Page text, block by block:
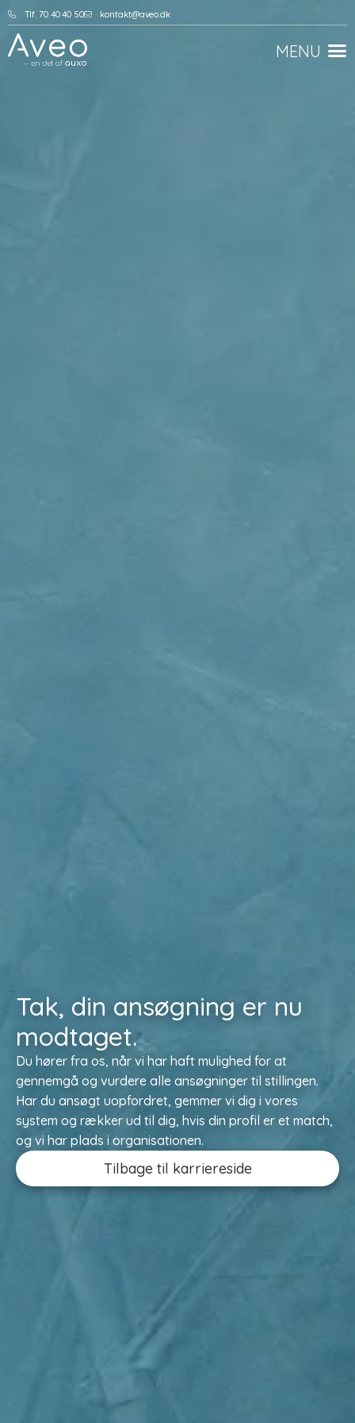
Tlf. 70 40 40 50 kontakt@aveo.dk
Tak, din ansøgning er nu
modtaget.
Du hører fra os, når vi har haft mulighed for at
gennemgå og vurdere alle ansøgninger til stillingen.
Har du ansøgt uopfordret, gemmer vi dig i vores
system og rækker ud til dig, hvis din profil er et match,
og vi har plads i organisationen.
Tilbage til karriereside